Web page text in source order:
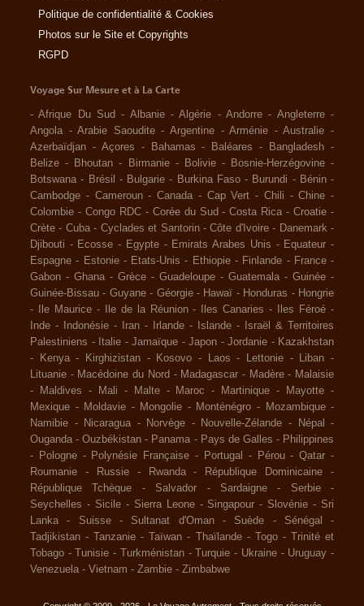
Politique de confidentialité & Cookies
Photos sur le Site et Copyrights
RGPD
Voyage Sur Mesure et à La Carte
-Afrique Du Sud - Albanie -Algérie -Andorre - Angleterre -
Angola -Arabie Saoudite -Argentine -Arménie -Australie -
Azerbaïdjan - Açores - Bahamas - Baléares - Bangladesh -
Belize - Bhoutan - Birmanie - Bolivie - Bosnie-Herzégovine -
Botswana - Brésil - Bulgarie - Burkina Faso - Burundi - Bénin -
Cambodge - Cameroun - Canada - Cap Vert - Chili -Chine -
Colombie - Congo RDC - Corée du Sud -Costa Rica -Croatie -
Crète - Cuba - Cyclades et Santorin -Côte d'Ivoire - Danemark -
Djibouti - Ecosse - Egypte - Emirats Arabes Unis - Equateur -
Espagne - Estonie - Etats-Unis - Ethiopie - Finlande - France -
Gabon - Ghana - Grèce - Guadeloupe - Guatemala - Guinée -
Guinée-Bissau - Guyane - Géorgie - Hawaï - Honduras - Hongrie
-
Ile Maurice - Ile de la Réunion - Iles Canaries - Iles Féroé -
Inde - Indonésie - Iran - Irlande - Islande -
Israël & Territoires
Palestiniens - Italie - Jamaïque - Japon - Jordanie - Kazakhstan
-
Kenya - Kirghizistan - Kosovo - Laos - Lettonie - Liban -
Lituanie - Macédoine du Nord - Madagascar - Madère - Malaisie
-
Maldives - Mali - Malte - Maroc - Martinique - Mayotte -
Mexique - Moldavie - Mongolie - Monténégro - Mozambique -
Namibie - Nicaragua - Norvège - Nouvelle-Zélande - Népal
-
Ouganda -Ouzbékistan - Panama - Pays de Galles - Philippines
-
Pologne - Polynésie Française - Portugal - Pérou -Qatar -
Roumanie
- Russie - Rwanda - République Dominicaine
-
République Tchèque
- Salvador - Sardaigne - Serbie
-
Seychelles - Sicile - Sierra Leone - Singapour - Slovénie - Sri
Lanka
- Suisse - Sultanat d'Oman - Suède - Sénégal
-
Tadjikistan - Tanzanie - Taïwan - Thaïlande - Togo -
Trinité et
Tobago - Tunisie - Turkménistan - Turquie - Ukraine - Uruguay -
Venezuela - Vietnam - Zambie - Zimbabwe